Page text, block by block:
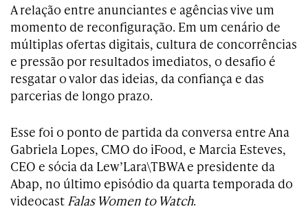
A relação entre anunciantes e agências vive um
momento de reconfiguração. Em um cenário de
múltiplas ofertas digitais, cultura de concorrências
e pressão por resultados imediatos, o desafio é
resgatar o valor das ideias, da confiança e das
parcerias de longo prazo.
Esse foi o ponto de partida da conversa entre Ana
Gabriela Lopes, CMO do iFood, e Marcia Esteves,
CEO e sócia da Lew’Lara\TBWA e presidente da
Abap, no último episódio da quarta temporada do
videocast Falas Women to Watch.